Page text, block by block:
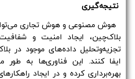
نتیجه‌گیری
هوش مصنوعی و هوش تجاری
بلاک‌چین، ایجاد امنیت و
تجزیه‌وتحلیل داده‌های موجود در
ایفا کنند. این فناوری‌ها به طور
بهره‌برداری کرده و در ایجاد